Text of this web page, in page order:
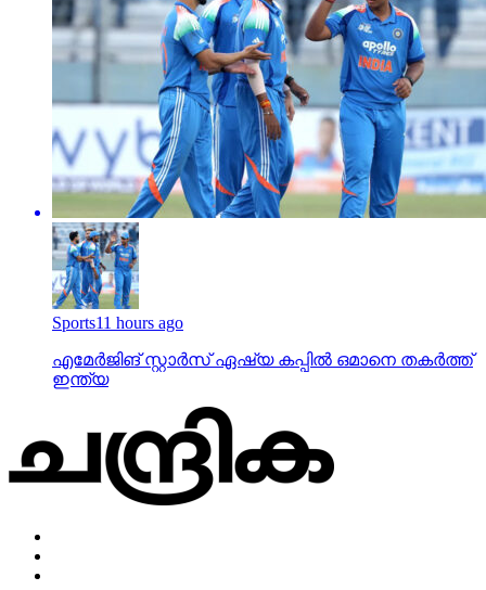
Sports11 hours ago
എമേര്‍ജിങ് സ്റ്റാര്‍സ് ഏഷ്യ കപ്പില്‍ ഒമാനെ തകര്‍ത്ത്
ഇന്ത്യ